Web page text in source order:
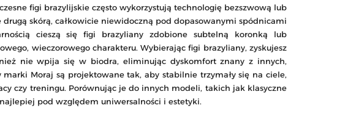
figi brazylijskie często wykorzystują technologię bezszwową lub
skórą, całkowicie niewidoczną pod dopasowanymi spódnicami
cieszą się figi brazyliany zdobione subtelną koronką lub
wieczorowego charakteru. Wybierając figi brazyliany, zyskujesz
nie wpija się w biodra, eliminując dyskomfort znany z innych,
Moraj są projektowane tak, aby stabilnie trzymały się na ciele,
czy treningu. Porównując je do innych modeli, takich jak klasyczne
pod względem uniwersalności i estetyki.